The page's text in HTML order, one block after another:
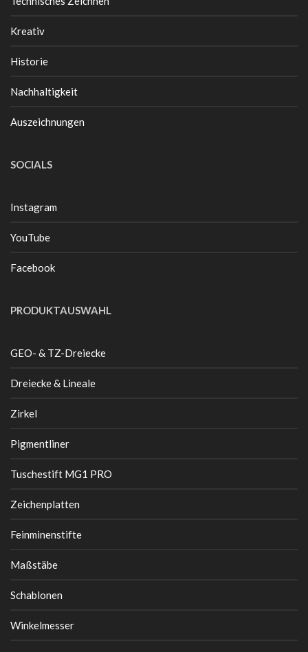
Kreativ
Historie
Nachhaltigkeit
Auszeichnungen
SOCIALS
Instagram
YouTube
Facebook
PRODUKTAUSWAHL
GEO- & TZ-Dreiecke
Dreiecke & Lineale
Zirkel
Pigmentliner
Tuschestift MG1 PRO
Zeichenplatten
Feinminenstifte
Maßstäbe
Schablonen
Winkelmesser